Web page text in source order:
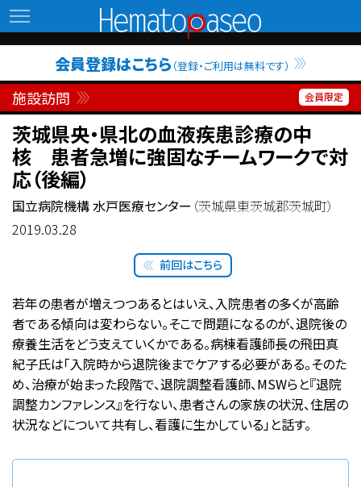
Hematopaseo
会員登録はこちら （登録・ご利用は無料です）
施設訪問
茨城県央・県北の血液疾患診療の中
核 患者急増に強固なチームワークで対
応（後編）
国立病院機構 水戸医療センター （茨城県東茨城郡茨城町）
2019.03.28
前回はこちら
若年の患者が増えつつあるとはいえ、入院患者の多くが高齢
者である傾向は変わらない。そこで問題になるのが、退院後の
療養生活をどう支えていくかである。病棟看護師長の飛田真
紀子氏は「入院時から退院後までケアする必要がある。そのた
め、治療が始まった段階で、退院調整看護師、MSWらと『退院
調整カンファレンス』を行ない、患者さんの家族の状況、住居の
状況などについて共有し、看護に生かしている」と話す。